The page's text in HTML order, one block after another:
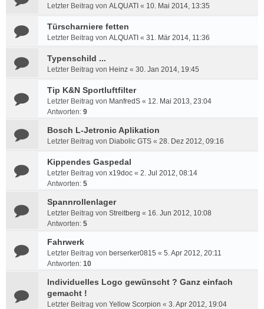
Letzter Beitrag von ALQUATI « 10. Mai 2014, 13:35
Türscharniere fetten
Letzter Beitrag von ALQUATI « 31. Mär 2014, 11:36
Typenschild ...
Letzter Beitrag von Heinz « 30. Jan 2014, 19:45
Tip K&N Sportluftfilter
Letzter Beitrag von ManfredS « 12. Mai 2013, 23:04
Antworten: 9
Bosch L-Jetronic Aplikation
Letzter Beitrag von Diabolic GTS « 28. Dez 2012, 09:16
Kippendes Gaspedal
Letzter Beitrag von x19doc « 2. Jul 2012, 08:14
Antworten: 5
Spannrollenlager
Letzter Beitrag von Streitberg « 16. Jun 2012, 10:08
Antworten: 5
Fahrwerk
Letzter Beitrag von berserker0815 « 5. Apr 2012, 20:11
Antworten: 10
Individuelles Logo gewünscht ? Ganz einfach
gemacht !
Letzter Beitrag von Yellow Scorpion « 3. Apr 2012, 19:04